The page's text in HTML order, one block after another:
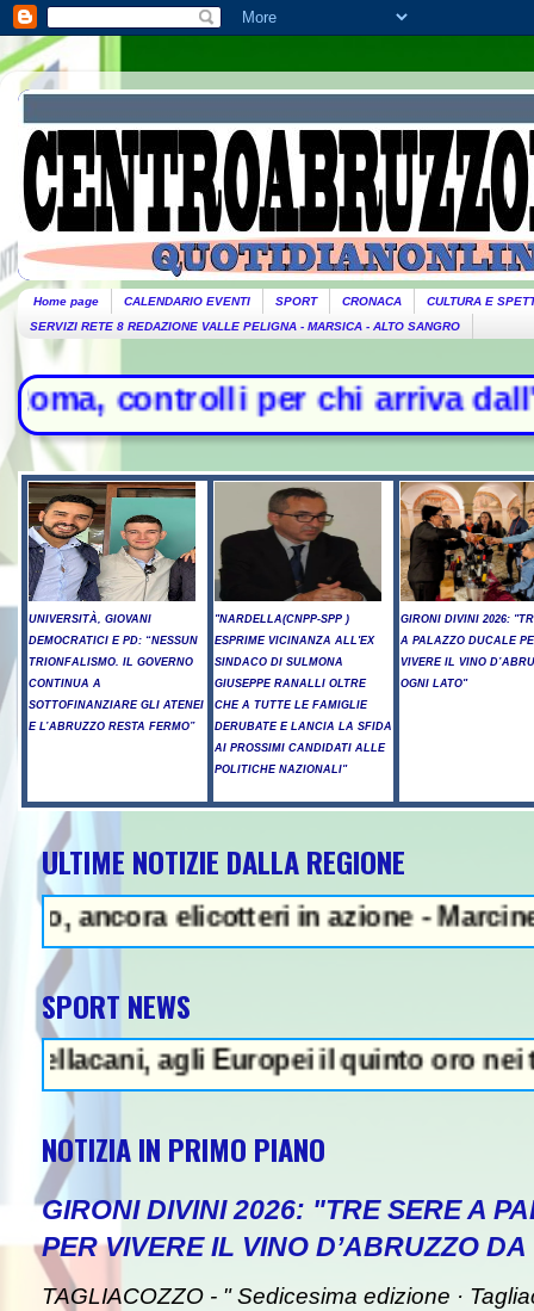
Home page CALENDARIO EVENTI SPORT CRONACA
CULTURA E
SERVIZI RETE 8 REDAZIONE VALLE PELIGNA - MARSICA - ALTO SANGRO
per chi arriva dall'Italia-
UNIVERSITÀ, GIOVANI
DEMOCRATICI E PD: “NESSUN
TRIONFALISMO. IL GOVERNO
CONTINUA A
SOTTOFINANZIARE GLI ATENEI
E L’ABRUZZO RESTA FERMO”
"NARDELLA(CNPP-SPP )
ESPRIME VICINANZA ALL'EX
SINDACO DI SULMONA
GIUSEPPE RANALLI OLTRE
CHE A TUTTE LE FAMIGLIE
DERUBATE E LANCIA LA SFIDA
AI PROSSIMI CANDIDATI ALLE
POLITICHE NAZIONALI"
GIRONI DIVINI 2026:
A PALAZZO DUCALE
VIVERE IL VINO
OGNI LATO"
ULTIME NOTIZIE DALLA REGIONE
elicotteri in azione - Marcinelle,
SPORT NEWS
agli Europei il quinto oro nei tuffi
NOTIZIA IN PRIMO PIANO
GIRONI DIVINI 2026: "TRE SERE A
PER VIVERE IL VINO D’ABRUZZO
TAGLIACOZZO - " Sedicesima edizione ·
- Teheran: "Se Usa non